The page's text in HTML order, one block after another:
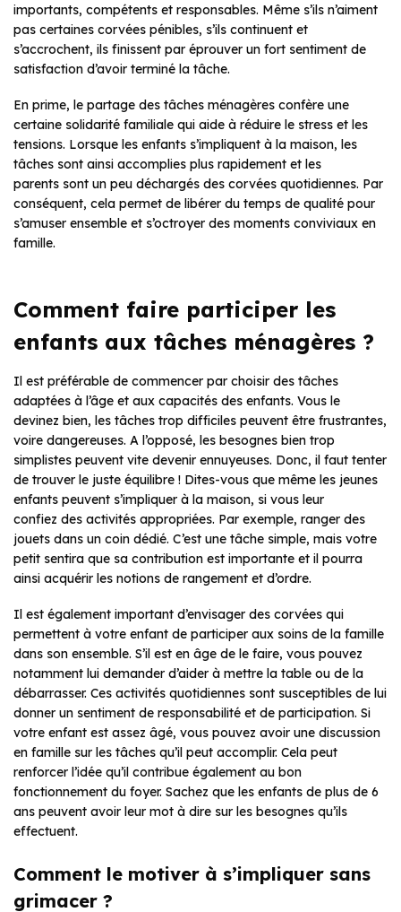
importants, compétents et responsables. Même s’ils n’aiment
pas certaines corvées pénibles, s’ils continuent et
s’accrochent, ils finissent par éprouver un fort sentiment de
satisfaction d’avoir terminé la tâche.
En prime, le partage des tâches ménagères confère une
certaine solidarité familiale qui aide à réduire le stress et les
tensions. Lorsque les enfants s’impliquent à la maison, les
tâches sont ainsi accomplies plus rapidement et les
parents sont un peu déchargés des corvées quotidiennes. Par
conséquent, cela permet de libérer du temps de qualité pour
s’amuser ensemble et s’octroyer des moments conviviaux en
famille.
Comment faire participer les
enfants aux tâches ménagères ?
Il est préférable de commencer par choisir des tâches
adaptées à l’âge et aux capacités des enfants. Vous le
devinez bien, les tâches trop difficiles peuvent être frustrantes,
voire dangereuses. A l’opposé, les besognes bien trop
simplistes peuvent vite devenir ennuyeuses. Donc, il faut tenter
de trouver le juste équilibre ! Dites-vous que même les jeunes
enfants peuvent s’impliquer à la maison, si vous leur
confiez des activités appropriées. Par exemple, ranger des
jouets dans un coin dédié. C’est une tâche simple, mais votre
petit sentira que sa contribution est importante et il pourra
ainsi acquérir les notions de rangement et d’ordre.
Il est également important d’envisager des corvées qui
permettent à votre enfant de participer aux soins de la famille
dans son ensemble. S’il est en âge de le faire, vous pouvez
notamment lui demander d’aider à mettre la table ou de la
débarrasser. Ces activités quotidiennes sont susceptibles de lui
donner un sentiment de responsabilité et de participation. Si
votre enfant est assez âgé, vous pouvez avoir une discussion
en famille sur les tâches qu’il peut accomplir. Cela peut
renforcer l’idée qu’il contribue également au bon
fonctionnement du foyer. Sachez que les enfants de plus de 6
ans peuvent avoir leur mot à dire sur les besognes qu’ils
effectuent.
Comment le motiver à s’impliquer sans
grimacer ?